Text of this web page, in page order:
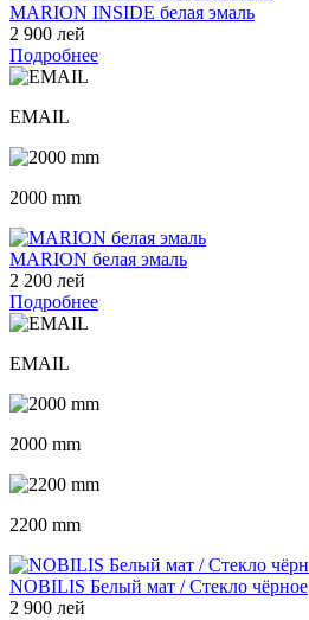
MARION INSIDE белая эмаль
2 900 лей
Подробнее
EMAIL
2000 mm
MARION белая эмаль
2 200 лей
Подробнее
EMAIL
2000 mm
2200 mm
NOBILIS Белый мат / Стекло чёрное
2 900 лей